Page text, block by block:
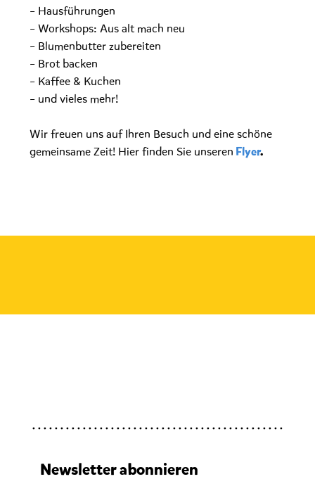
– Hausführungen
– Workshops: Aus alt mach neu
– Blumenbutter zubereiten
– Brot backen
– Kaffee & Kuchen
– und vieles mehr!
Wir freuen uns auf Ihren Besuch und eine schöne
gemeinsame Zeit! Hier finden Sie unseren Flyer.
Newsletter abonnieren